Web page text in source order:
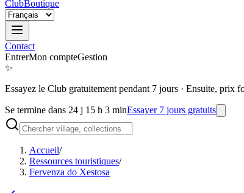
ClubBoutique
Contact
EntrerMon compteGestion
✨
Essayez le Club gratuitement pendant 7 jours · Ensuite, prix
Se termine dans 24 j 15 h 3 minEssayer 7 jours gratuits
Accueil/
Ressources touristiques/
Fervenza do Xestosa